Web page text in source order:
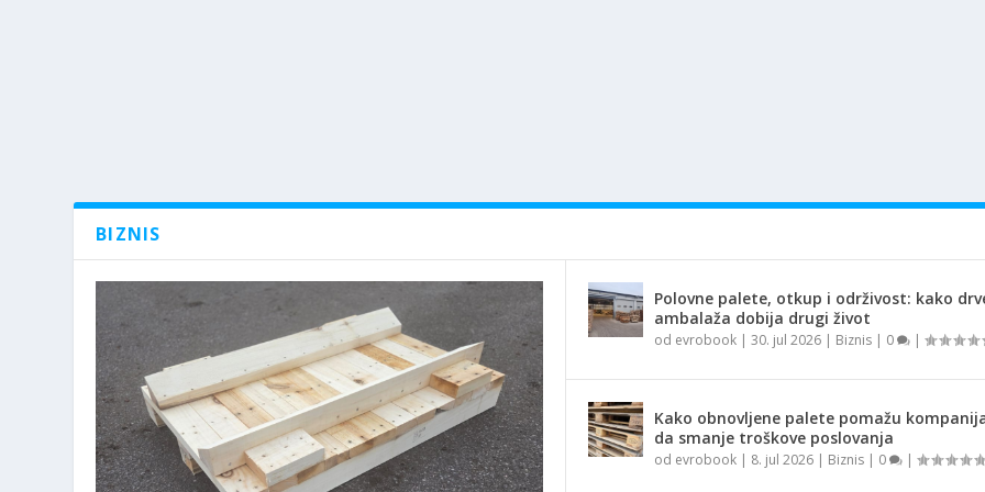
BIZNIS
Polovne palete, otkup i održivost: kako
ambalaža dobija drugi život
od evrobook| 30. jul 2026| Biznis| 0 |
Kako obnovljene palete pomažu
da smanje troškove poslovanja
od evrobook| 8. jul 2026| Biznis| 0 |